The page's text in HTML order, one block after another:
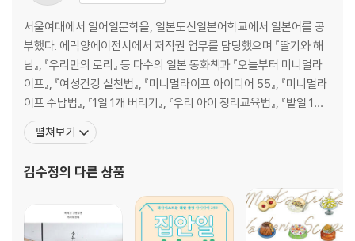
- 시들지 않고 싱싱하게 키우려면
- 기본 도구
- 비료의 기본
- 식물이 좋아하는 4가지 환경
- 부재중 주의해야 할 4가지 포인트
- 여름과 겨울에 주의해야 할 것
- 병해충 예방과 대책
- 분갈이를 해보자
- 실전 분갈이 과정
- 가지치기를 해보자(수형 관리)
- 자주 하는 질문 FAQ
서울여대에서 일어일문학을, 일본도신일본어학교에서 일본어를 공
부했다. 에릭양에이전시에서 저작권 업무를 담당했으며 『딸기와 해
님』, 『우리만의 로리』 등 다수의 일본 동화책과 『오늘부터 미니멀라
이프』, 『여성건강 실천법』, 『미니멀라이프 아이디어 55』, 『미니멀라
이프 수납법』, 『1일 1개 버리기』, 『우리 아이 정리교육법』, 『밭일 1시
간, 낮잠 2시간』, 『수컷들의 육아분투기』, 『집에서 만드는 영국 과
자』, 『노릇노릇 구워 맛있게 즐기는 오븐 요리 레시피』 『오늘의 주인
매일 먹고 싶어지는 구움과자』,
펼쳐보기
김수정의 다른 상품